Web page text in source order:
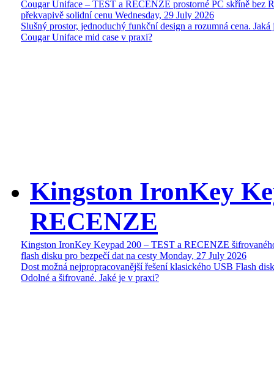
Cougar Uniface – TEST a RECENZE prostorné PC skříně bez
překvapivě solidní cenu Wednesday, 29 July 2026
Slušný prostor, jednoduchý funkční design a rozumná cena. Jaká
Cougar Uniface mid case v praxi?
Kingston IronKey
RECENZE
Kingston IronKey Keypad 200 – TEST a RECENZE
flash disku pro bezpečí dat na cesty Monday, 27 July 2026
Dost možná nejpropracovanější řešení klasického USB Flash
Odolné a šifrované. Jaké je v praxi?